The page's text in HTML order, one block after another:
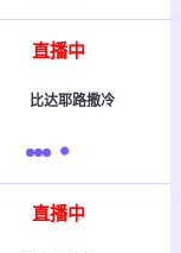
直播中
比达耶路撒冷
直播中